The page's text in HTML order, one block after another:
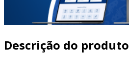
Descrição do produto